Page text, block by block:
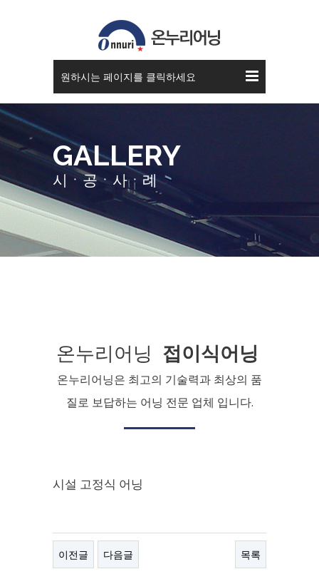
원하시는 페이지를 클릭하세요
GALLERY
시ㆍ공ㆍ사ㆍ례
온누리어닝 접이식어닝
온누리어닝은 최고의 기술력과 최상의 품
질로 보답하는 어닝 전문 업체 입니다.
시설 고정식 어닝
이전글 다음글 목록